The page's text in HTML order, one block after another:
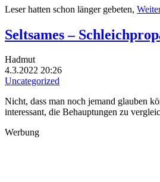
Leser hatten schon länger gebeten,
Seltsames –
Hadmut
4.3.2022 20:26
Uncategorized
Nicht, dass man noch jemand glauben
interessant, die Behauptungen zu
Werbung